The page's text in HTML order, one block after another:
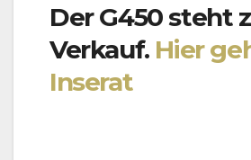
Der G450 steht
Verkauf. Hier
Inserat